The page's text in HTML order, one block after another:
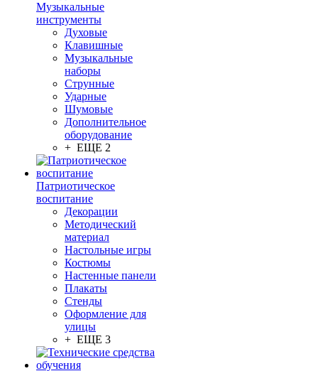
Музыкальные
инструменты
Духовые
Клавишные
Музыкальные
наборы
Струнные
Ударные
Шумовые
Дополнительное
оборудование
+ ЕЩЕ 2
Патриотическое
воспитание
Декорации
Методический
материал
Настольные игры
Костюмы
Настенные панели
Плакаты
Стенды
Оформление для
улицы
+ ЕЩЕ 3